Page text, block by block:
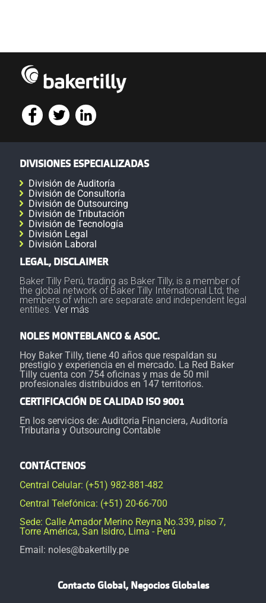
DIVISIONES ESPECIALIZADAS
División de Auditoría
División de Consultoría
División de Outsourcing
División de Tributación
División de Tecnología
División Legal
División Laboral
LEGAL, DISCLAIMER
Baker Tilly Perú, trading as Baker Tilly, is a member of
the global network of Baker Tilly International Ltd; the
members of which are separate and independent legal
entities. Ver más
NOLES MONTEBLANCO & ASOC.
Hoy Baker Tilly, tiene 40 años que respaldan su
prestigio y experiencia en el mercado. La Red Baker
Tilly cuenta con 754 oficinas y mas de 50 mil
profesionales distribuidos en 147 territorios.
CERTIFICACIÓN DE CALIDAD ISO 9001
En los servicios de: Auditoria Financiera, Auditoría
Tributaria y Outsourcing Contable
CONTÁCTENOS
Central Celular: (+51) 982-881-482
Central Telefónica: (+51) 20-66-700
Sede: Calle Amador Merino Reyna No.339, piso 7,
Torre América, San Isidro, Lima - Perú
Email: noles@bakertilly.pe
Contacto Global, Negocios Globales